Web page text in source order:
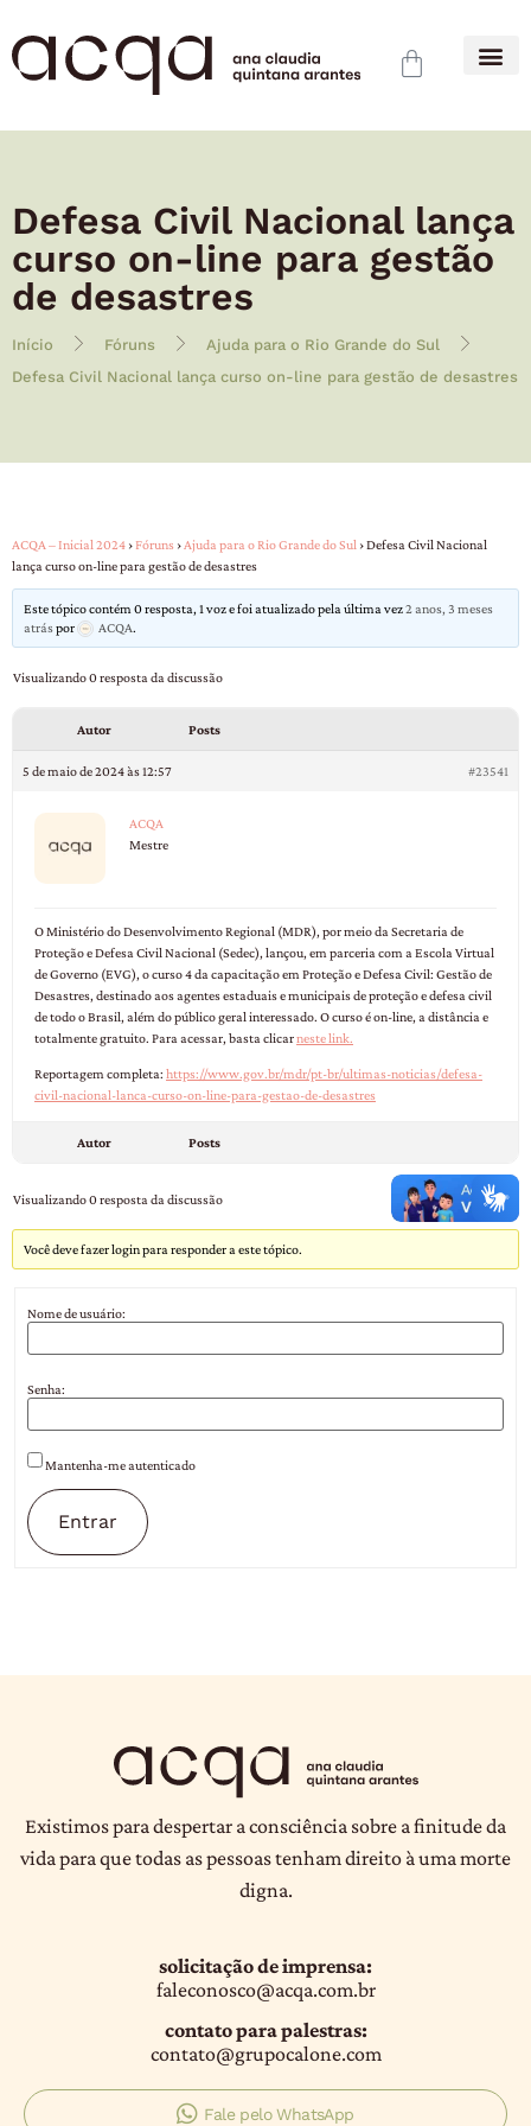
Defesa Civil Nacional lança
curso on-line para gestão
de desastres
Início Fóruns
Ajuda para o Rio Grande do Sul
Defesa Civil Nacional lança curso on-line para gestão de desastres
ACQA – Inicial 2024 ›Fóruns › Ajuda para o Rio Grande do Sul ›Defesa Civil Nacional
lança curso on-line para gestão de desastres
Este tópico contém 0 resposta, 1 voz e foi atualizado pela última vez2 anos, 3 meses
atráspor ACQA.
Visualizando 0 resposta da discussão
Autor Posts
5 de maio de 2024 às 12:57 #23541
ACQA
Mestre
O Ministério do Desenvolvimento Regional (MDR), por meio da Secretaria de
Proteção e Defesa Civil Nacional (Sedec), lançou, em parceria com a Escola Virtual
de Governo (EVG), o curso 4 da capacitação em Proteção e Defesa Civil: Gestão de
Desastres, destinado aos agentes estaduais e municipais de proteção e defesa civil
de todo o Brasil, além do público geral interessado. O curso é on-line, a distância e
totalmente gratuito. Para acessar, basta clicarneste link.
Reportagem completa: https://www.gov.br/mdr/pt-br/ultimas-noticias/defesa-
civil-nacional-lanca-curso-on-line-para-gestao-de-desastres
Autor Posts
Visualizando 0 resposta da discussão
Você deve fazer login para responder a este tópico.
Nome de usuário:
Senha:
Mantenha-me autenticado
Entrar
Existimos para despertar a consciência sobre a finitude da
vida para que todas as pessoas tenham direito à uma morte
digna.
solicitação de imprensa:
faleconosco@acqa.com.br
contato para palestras:
contato@grupocalone.com
Fale pelo WhatsApp